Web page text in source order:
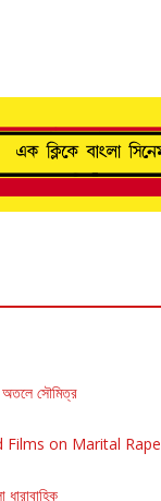
অতলে সৌমিত্র
on Marital Rape
ধারাবাহিক